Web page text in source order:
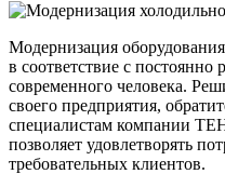
Модернизация
в соответствие с
современного человека.
своего предприятия,
специалистам компании
позволяет удовлетворять
требовательных клиентов.